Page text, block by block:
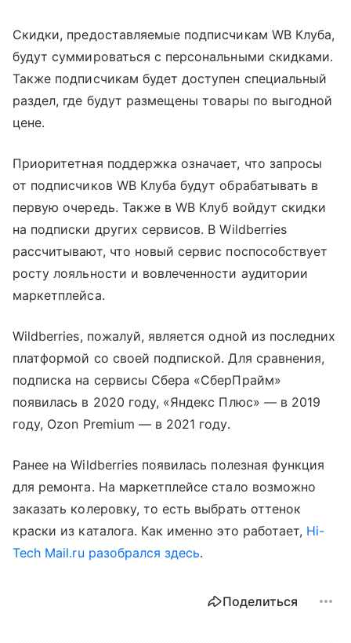
Скидки, предоставляемые подписчикам WB Клуба,
будут суммироваться с персональными скидками.
Также подписчикам будет доступен специальный
раздел, где будут размещены товары по выгодной
цене.
Приоритетная поддержка означает, что запросы
от подписчиков WB Клуба будут обрабатывать в
первую очередь. Также в WB Клуб войдут скидки
на подписки других сервисов. В Wildberries
рассчитывают, что новый сервис поспособствует
росту лояльности и вовлеченности аудитории
маркетплейса.
Wildberries, пожалуй, является одной из последних
платформой со своей подпиской. Для сравнения,
подписка на сервисы Сбера «СберПрайм»
появилась в 2020 году, «Яндекс Плюс» — в 2019
году, Ozon Premium — в 2021 году.
Ранее на Wildberries появилась полезная функция
для ремонта. На маркетплейсе стало возможно
заказать колеровку, то есть выбрать оттенок
краски из каталога. Как именно это работает, Hi-
Tech Mail.ru разобрался здесь.
Поделиться